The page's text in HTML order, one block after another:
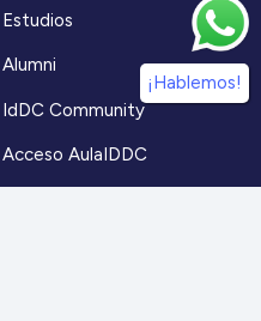
Estudios
Alumni
IdDC Community
Acceso AulaIDDC
¡Hablemos!